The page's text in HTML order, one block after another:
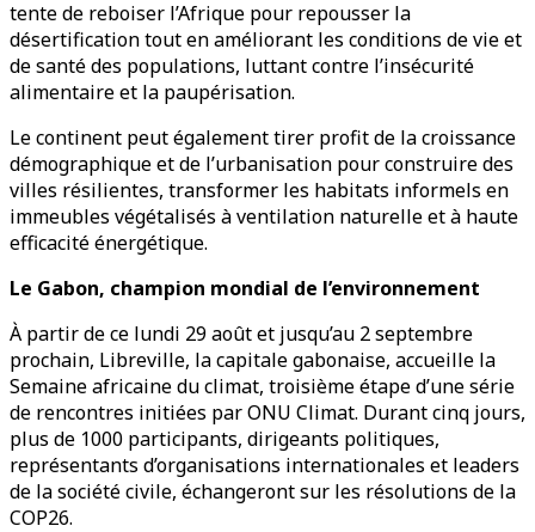
tente de reboiser l’Afrique pour repousser la
désertification tout en améliorant les conditions de vie et
de santé des populations, luttant contre l’insécurité
alimentaire et la paupérisation.
Le continent peut également tirer profit de la croissance
démographique et de l’urbanisation pour construire des
villes résilientes, transformer les habitats informels en
immeubles végétalisés à ventilation naturelle et à haute
efficacité énergétique.
Le Gabon, champion mondial de l’environnement
À partir de ce lundi 29 août et jusqu’au 2 septembre
prochain, Libreville, la capitale gabonaise, accueille la
Semaine africaine du climat, troisième étape d’une série
de rencontres initiées par ONU Climat. Durant cinq jours,
plus de 1000 participants, dirigeants politiques,
représentants d’organisations internationales et leaders
de la société civile, échangeront sur les résolutions de la
COP26.